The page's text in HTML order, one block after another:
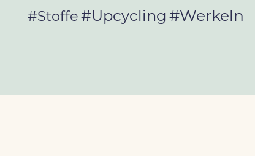
#Stoffe#Upcycling #Werkeln